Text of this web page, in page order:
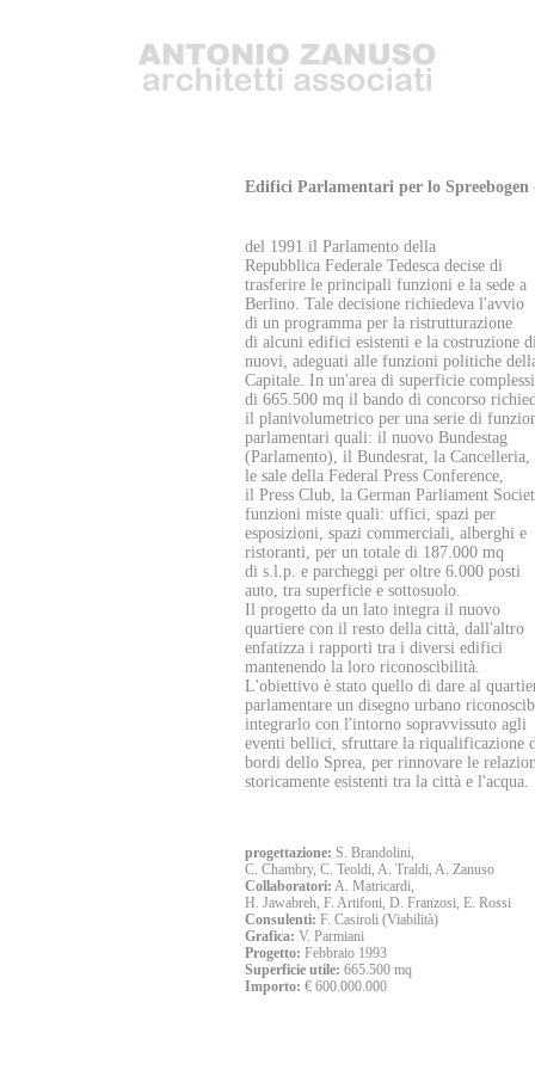
Edifici Parlamentari per lo Spreebogen
del 1991 il Parlamento della
Repubblica Federale Tedesca decise di
trasferire le principali funzioni e la sede a
Berlino. Tale decisione richiedeva l'avvio
di un programma per la ristrutturazione
di alcuni edifici esistenti e la costruzione
nuovi, adeguati alle funzioni politiche
Capitale. In un'area di superficie
di 665.500 mq il bando di concorso
il planivolumetrico per una serie di
parlamentari quali: il nuovo Bundestag
(Parlamento), il Bundesrat, la Cancelleria,
le sale della Federal Press Conference,
il Press Club, la German Parliament
funzioni miste quali: uffici, spazi per
esposizioni, spazi commerciali, alberghi e
ristoranti, per un totale di 187.000 mq
di s.l.p. e parcheggi per oltre 6.000 posti
auto, tra superficie e sottosuolo.
Il progetto da un lato integra il nuovo
quartiere con il resto della città, dall'altro
enfatizza i rapporti tra i diversi edifici
mantenendo la loro riconoscibilità.
L'obiettivo è stato quello di dare al
parlamentare un disegno urbano
integrarlo con l'intorno sopravvissuto agli
eventi bellici, sfruttare la riqualificazione
bordi dello Sprea, per rinnovare le
storicamente esistenti tra la città e l'acqua.
progettazione: S. Brandolini,
C. Chambry, C. Teoldi, A. Traldi, A. Zanuso
Collaboratori: A. Matricardi,
H. Jawabreh, F. Artifoni, D. Franzosi, E. Rossi
Consulenti: F. Casiroli (Viabilità)
Grafica: V. Parmiani
Progetto: Febbraio 1993
Superficie utile: 665.500 mq
Importo: € 600.000.000